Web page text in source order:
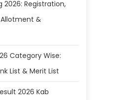
2026: Registration,
Allotment &
Category Wise:
List & Merit List
2026 Kab